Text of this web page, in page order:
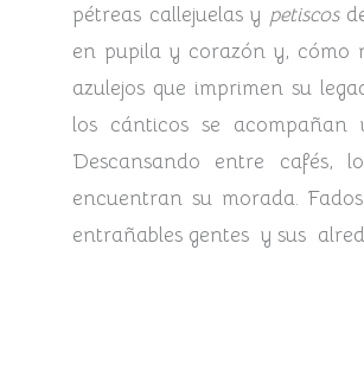
pétreas callejuelas y petiscos
en pupila y corazón y, cómo
azulejos que imprimen su
los cánticos se
Descansando entre cafés,
encuentran su morada.
entrañables gentes y sus